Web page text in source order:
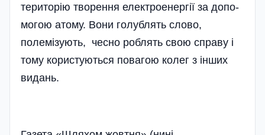
територію творення електроенергії за допо­
могою атому. Вони голублять слово,
полемізують, чесно роблять свою справу і
тому користуються повагою колег з інших
видань.